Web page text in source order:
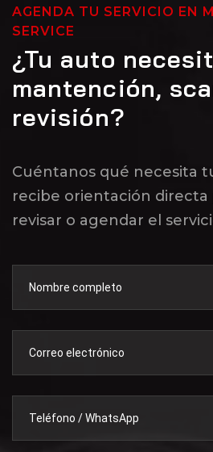
AGENDA TU SERVICIO EN
SERVICE
¿Tu auto
mantención,
revisión?
Cuéntanos qué necesita
recibe orientación directa
revisar o agendar el